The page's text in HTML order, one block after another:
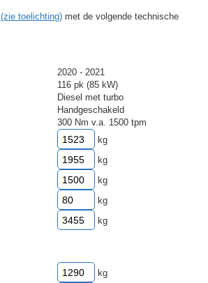
(zie toelichting) met de volgende technische
2020 - 2021
116 pk (85 kW)
Diesel met turbo
Handgeschakeld
300 Nm v.a. 1500 tpm
kg
kg
kg
kg
kg
kg